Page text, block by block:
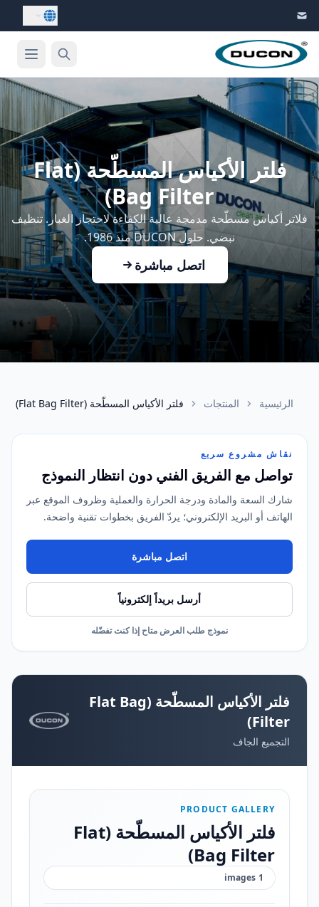
فلتر الأكياس المسطّحة (Flat
Bag Filter)
فلاتر أكياس مسطّحة مدمجة عالية الكفاءة لاحتجاز الغبار. تنظيف
نبضي. حلول DUCON منذ 1986.
اتصل مباشرة
الرئيسية المنتجات فلتر الأكياس المسطّحة (Flat Bag Filter)
نقاش مشروع سريع
تواصل مع الفريق الفني دون انتظار النموذج
شارك السعة والمادة ودرجة الحرارة والعملية وظروف الموقع عبر
الهاتف أو البريد الإلكتروني؛ يردّ الفريق بخطوات تقنية واضحة.
اتصل مباشرة
أرسل بريداً إلكترونياً
نموذج طلب العرض متاح إذا كنت تفضّله
فلتر الأكياس المسطّحة (Flat Bag
Filter)
التجميع الجاف
PRODUCT GALLERY
فلتر الأكياس المسطّحة (Flat
Bag Filter)
1
images